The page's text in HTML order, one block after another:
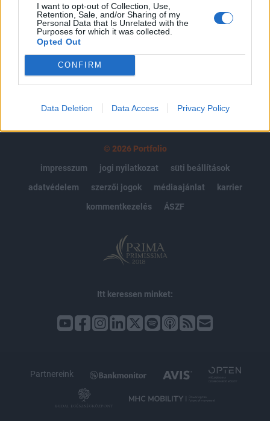
I want to opt-out of Collection, Use,
Retention, Sale, and/or Sharing of my
Personal Data that Is Unrelated with the
Purposes for which it was collected.
Opted Out
CONFIRM
Data Deletion Data Access Privacy Policy
Előfizetés
MÁR ELŐFIZETŐNK VAGY?BEJELENTKEZÉS
© 2026 Portfolio
impresszum
jogi nyilatkozat
süti beállítások
adatvédelem
szerzői jogok médiaajánlat
karrier
kommentkezelés
ÁSZF
Itt keressen minket:
Partnereink